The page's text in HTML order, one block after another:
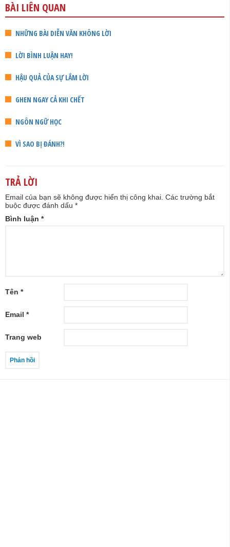
BÀI LIÊN QUAN
NHỮNG BÀI DIỄN VĂN KHÔNG LỜI
LỜI BÌNH LUẬN HAY!
HẬU QUẢ CỦA SỰ LẮM LỜI
GHEN NGAY CẢ KHI CHẾT
NGÔN NGỮ HỌC
VÌ SAO BỊ ĐÁNH?!
TRẢ LỜI
Email của bạn sẽ không được hiển thị công khai. Các trường bắt
buộc được đánh dấu *
Bình luận *
Tên *
Email *
Trang web